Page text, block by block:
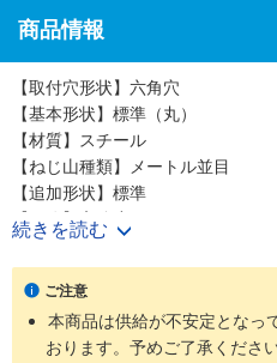
商品情報
【取付穴形状】六角穴
【基本形状】標準（丸）
【材質】スチール
【ねじ山種類】メートル並目
【追加形状】標準
【用途】高強度
【ねじの呼び（M）】2、2.5、2.6
14、16
【ピッチ（mm）】0.4、0.45、
1.75、2.0
【表面処理】黒色酸化被膜、三価
続きを読む
ご注意
本商品は供給が不安定となっ
おります。予めご了承ください